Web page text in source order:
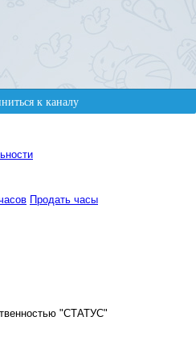
Продать часы
"СТАТУС"